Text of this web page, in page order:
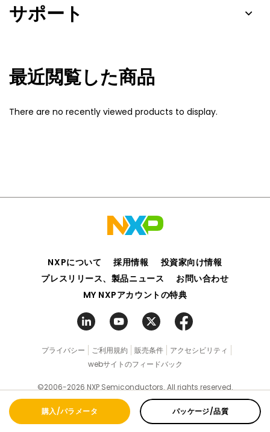
サポート
最近閲覧した商品
There are no recently viewed products to display.
購入/パラメータ パッケージ/品質
NXPについて 採用情報
投資家向け情報
プレスリリース、製品ニュース
お問い合わせ
MY NXPアカウントの特典
プライバシー ご利用規約 販売条件
アクセシビリティ
webサイトのフィードバック
©2006-2026 NXP Semiconductors. All rights reserved.